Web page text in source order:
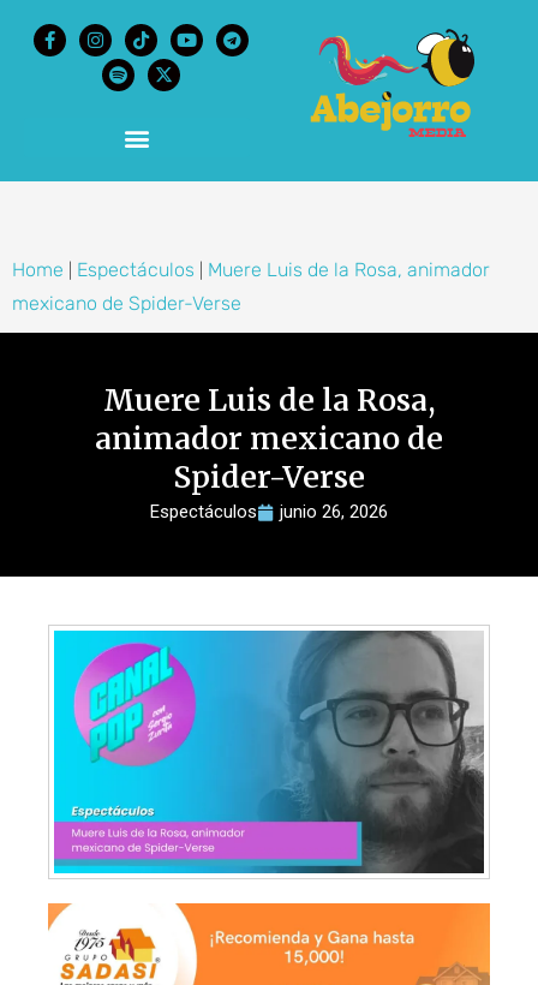
Home Espectáculos
Muere Luis de la Rosa, animador
mexicano de Spider-Verse
Muere Luis de la Rosa,
animador mexicano de
Spider-Verse
Espectáculos junio 26, 2026